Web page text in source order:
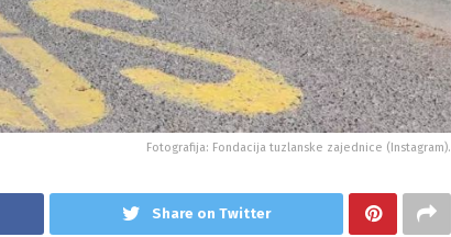
Fotografija: Fondacija tuzlanske zajednice (Instagram).
Share on Twitter